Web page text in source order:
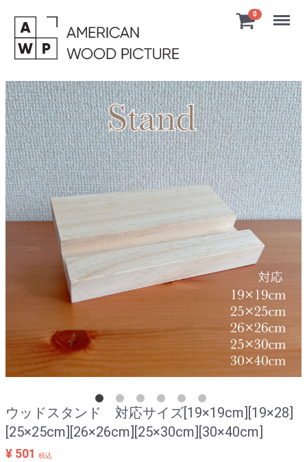
0 Menu
ウッドスタンド 対応サイズ[19×19cm][19×28]
[25×25cm][26×26cm][25×30cm][30×40cm]
¥ 501 税込